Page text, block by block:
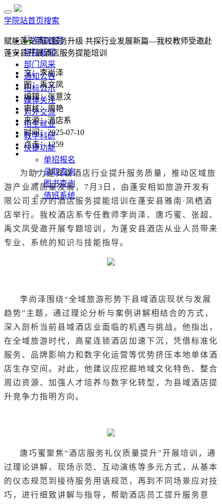
学院站首页搜索
学院首页
学院新闻
部门风采
通知公告
招标公示
媒体关注
对外交流
招生就业
教学科研
快捷功能
单招报名
录取查询
图书查询
值班系统
赋能蓬安酒店服务升级 共探行业发展新篇—我校教师受邀赴
蓬安县开展酒店服务提能培训​
文：李尚泽
图：禹文凤
编辑：张意汶
审核：周艳
来源：酒店系
时间：2025-07-10
点击：1259
为助力蓬安县酒店行业提升服务质量，推动区域旅
游产业高质量发展，7月3日，由蓬安相如旅游开发有
限公司主办的酒店服务提能培训在蓬安县雅南·凤栖酒
店举行。我校酒店系专任教师李尚泽、唐巧蜜、张超、
禹文凤受邀开展专题培训，为蓬安县酒店从业人员带来
专业、系统的知识与技能指导。
李尚泽围绕“全域旅游形势下县域酒店现状与发展
趋势”主题，通过理论分析与案例讲解相结合的方式，
深入剖析当前县域酒店业面临的机遇与挑战。他指出，
在全域旅游时代，高星连锁酒店加速下沉，凭借标准化
服务、品牌影响力和数字化运营等优势挤压本地单体酒
店生存空间。对此，他建议应挖掘地域文化特色、整合
周边资源、加强人才培养与数字化转型，为县域酒店提
升竞争力指明方向。
唐巧蜜聚焦“酒店服务礼仪质量提升”开展培训，通
过理论讲解、现场示范、互动演练等多元方式，从基本
的仪态规范到接待服务用语规范，再到不同场景应对技
巧，进行细致讲解与指导，帮助酒店员工提升服务意